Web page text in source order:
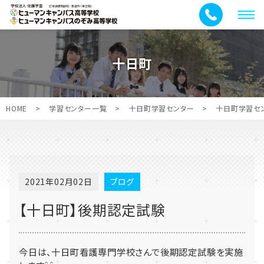
メ
ニ
ュ
ー
十日町
HOME > 学習センター一覧 > 十日町学習センター > 十日町学習セ
2021年02月02日 ブログ
【十日町】後期認定試験
今日は、十日町看護専門学校さんで後期認定試験を実施